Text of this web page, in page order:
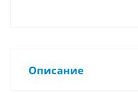
Описание